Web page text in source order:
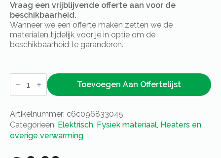
Vraag een vrijblijvende offerte aan voor de
beschikbaarheid.
Wanneer we een offerte maken zetten we de
materialen tijdelijk voor je in optie om de
beschikbaarheid te garanderen.
Chafing
dish
-
Deksel
aantal
Toevoegen Aan Offertelijst
Artikelnummer: c6c096833045
Categorieën: Elektrisch Fysiek materiaal Heaters en
overige verwarming